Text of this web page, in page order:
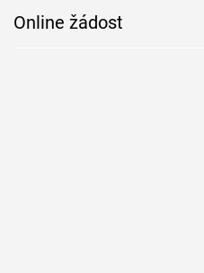
Online žádost